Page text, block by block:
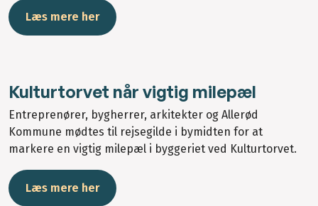
Læs mere her
Kulturtorvet når vigtig milepæl
Entreprenører, bygherrer, arkitekter og Allerød
Kommune mødtes til rejsegilde i bymidten for at
markere en vigtig milepæl i byggeriet ved Kulturtorvet.
Læs mere her